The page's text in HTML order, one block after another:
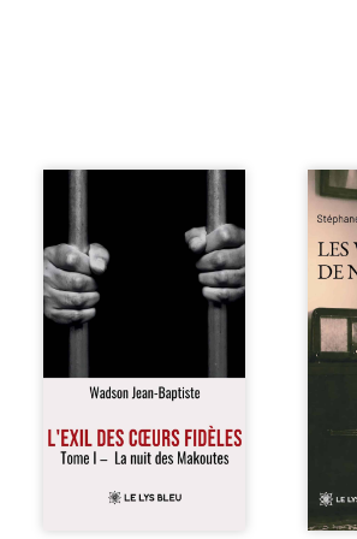
« Une nuit suffit
parfois pour briser
une famille… mais
certaines fidélités
traversent les
années. » Haïti,
sous la dictature
des Duvalier. La
peur s’étend
jusque dans les
villages les plus
reculés. À Bainet,
Jean-Joël Joli
mène une
avec sa famille.
né
la